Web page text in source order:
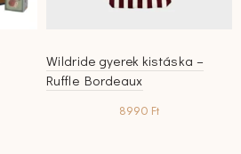
Wildride gyerek kistáska –
Ruffle Bordeaux
8990 Ft